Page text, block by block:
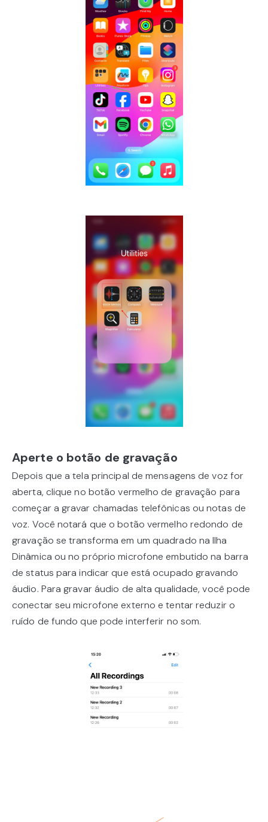
Aperte o botão de gravação
Depois que a tela principal de mensagens de voz for
aberta, clique no botão vermelho de gravação para
começar a gravar chamadas telefônicas ou notas de
voz. Você notará que o botão vermelho redondo de
gravação se transforma em um quadrado na Ilha
Dinâmica ou no próprio microfone embutido na barra
de status para indicar que está ocupado gravando
áudio. Para gravar áudio de alta qualidade, você pode
conectar seu microfone externo e tentar reduzir o
ruído de fundo que pode interferir no som.